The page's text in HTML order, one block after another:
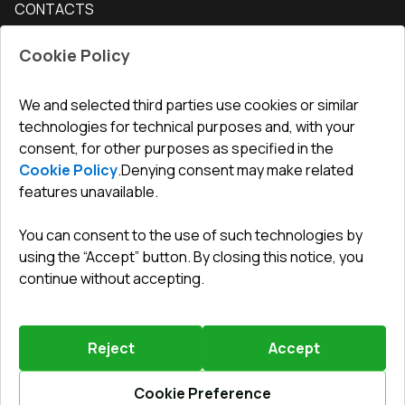
Interior doors
How to measure windows
For companies, cooperation
Conditions for returning goods
Guarantee
CONTACTS
undefined(undefined)
info@toptechnik.com.pl
Polityka prywatności
REGULAMIN
©2026.All right reserved.Powered byVitrager.com.
Report a problem?
Cookie Policy
We and selected third parties use cookies or similar
technologies for technical purposes and, with your
consent, for other purposes as specified in the
Cookie Policy.Denying consent may make related
features unavailable.
You can consent to the use of such technologies by
using the “Accept” button. By closing this notice, you
continue without accepting.
Reject Accept
Cookie Preference